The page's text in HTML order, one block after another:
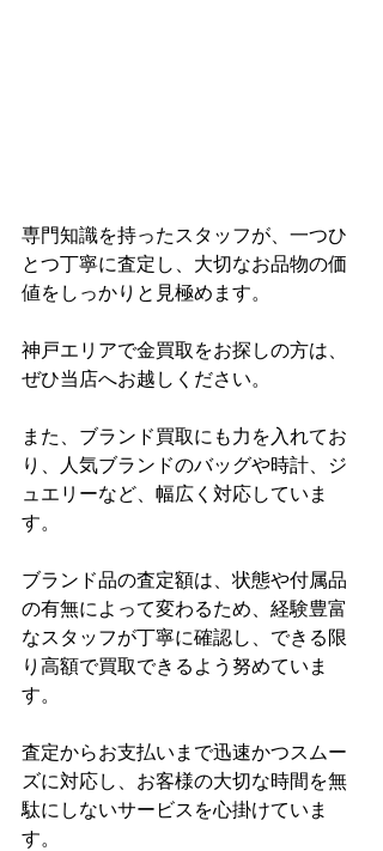
専門知識を持ったスタッフが、一つひ
とつ丁寧に査定し、大切なお品物の価
値をしっかりと見極めます。
神戸エリアで金買取をお探しの方は、
ぜひ当店へお越しください。
また、ブランド買取にも力を入れてお
り、人気ブランドのバッグや時計、ジ
ュエリーなど、幅広く対応していま
す。
ブランド品の査定額は、状態や付属品
の有無によって変わるため、経験豊富
なスタッフが丁寧に確認し、できる限
り高額で買取できるよう努めていま
す。
査定からお支払いまで迅速かつスムー
ズに対応し、お客様の大切な時間を無
駄にしないサービスを心掛けていま
す。